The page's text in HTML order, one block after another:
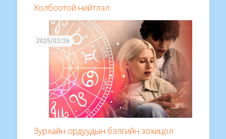
Холбоотой нийтлэл
2025/02/26
Зурхайн ордуудын бэлгийн зохицол